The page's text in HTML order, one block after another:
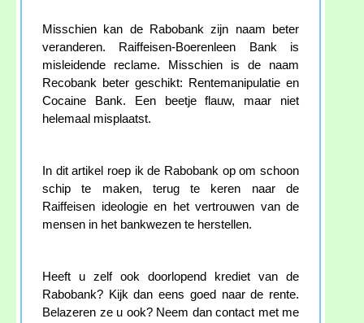
Misschien kan de Rabobank zijn naam beter
veranderen. Raiffeisen-Boerenleen Bank is
misleidende reclame. Misschien is de naam
Recobank beter geschikt: Rentemanipulatie en
Cocaine Bank. Een beetje flauw, maar niet
helemaal misplaatst.
In dit artikel roep ik de Rabobank op om schoon
schip te maken, terug te keren naar de
Raiffeisen ideologie en het vertrouwen van de
mensen in het bankwezen te herstellen.
Heeft u zelf ook doorlopend krediet van de
Rabobank? Kijk dan eens goed naar de rente.
Belazeren ze u ook? Neem dan contact met me